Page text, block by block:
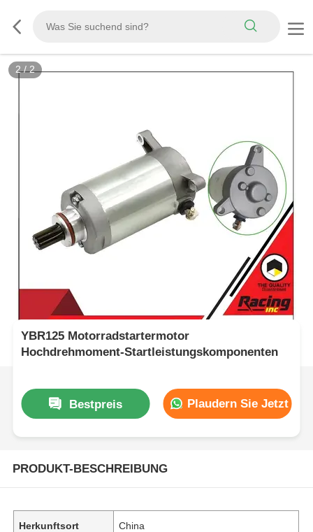
2/2
YBR125 Motorradstartermotor
Hochdrehmoment-Startleistungskomponenten
Bestpreis Plaudern Sie Jetzt
PRODUKT-BESCHREIBUNG
Herkunftsort China